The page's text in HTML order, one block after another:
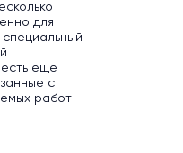
для
еще
с
работ –